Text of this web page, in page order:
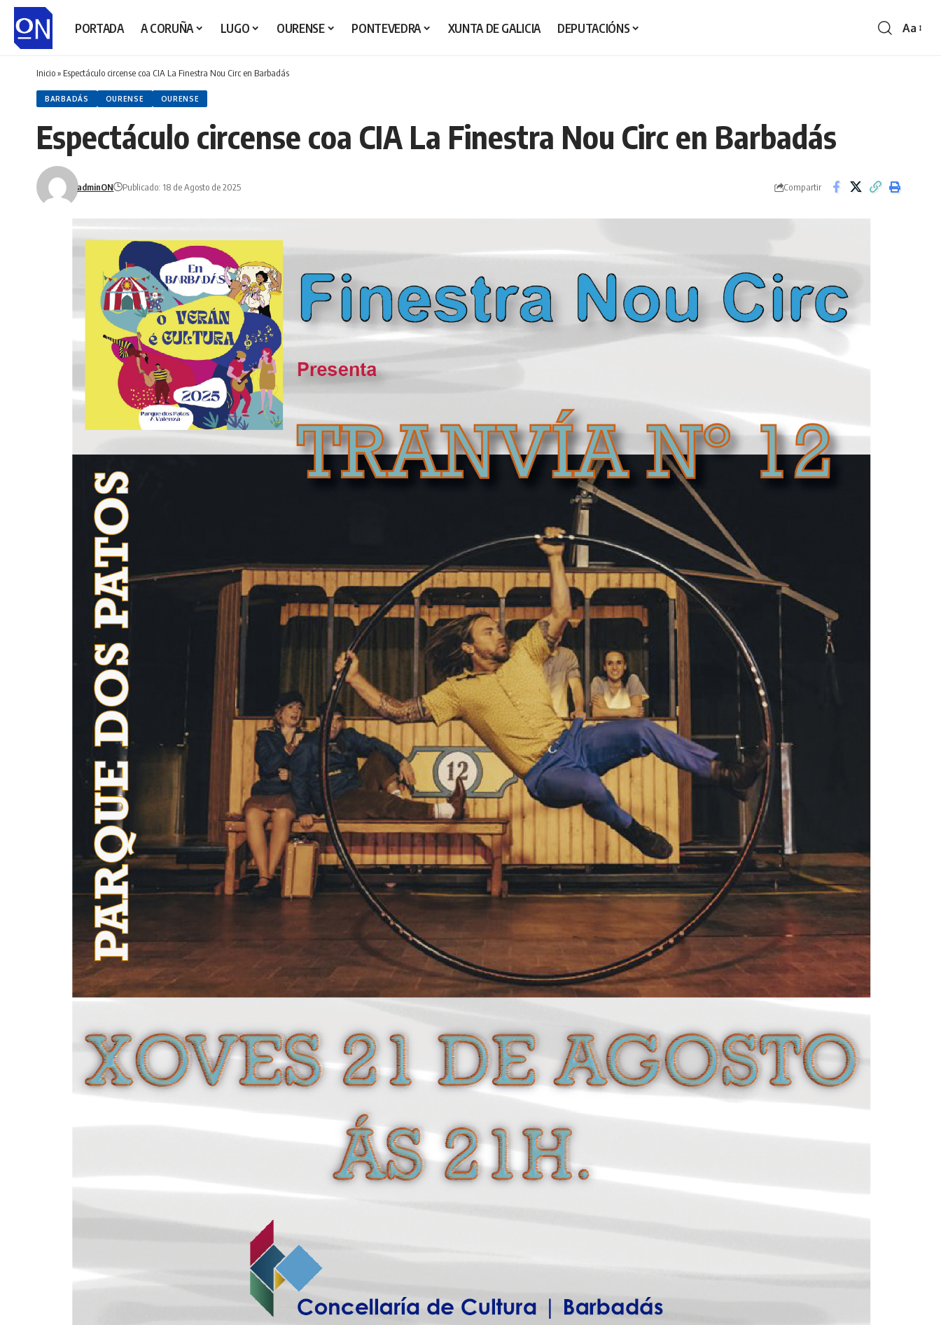
PORTADA A CORUÑA LUGO OURENSE PONTEVEDRA XUNTA DE GALICIA DEPUTACIÓNS Aa
Inicio» Espectáculo circense coa CIA La Finestra Nou Circ en Barbadás
BARBADÁS OURENSE OURENSE
Espectáculo circense coa CIA La Finestra Nou Circ en Barbadás
adminON Publicado: 18 de Agosto de 2025 Compartir